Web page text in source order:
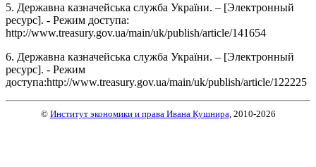
5. Державна казначейська служба України. – [Электронный
ресурс]. - Режим доступа:
http://www.treasury.gov.ua/main/uk/publish/article/141654
6. Державна казначейська служба України. – [Электронный
ресурс]. - Режим
доступа:http://www.treasury.gov.ua/main/uk/publish/article/122225
© Институт экономики и права Ивана Кушнира , 2010-2026